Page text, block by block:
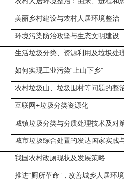
美丽乡村建设与农村人居环境整治
环境污染防治攻坚与生态文明建设
生活垃圾分类、资源利用及垃圾处理设
如何实现工业污染“上山下乡”
农村垃圾山、垃圾围村等问题的整治方
互联网+垃圾分类资源化
城镇垃圾分类与分质处理技术及对策建
城市垃圾综合处置的发达国家实践与杭
我国农村改厕现状及发展策略
推进“厕所革命”，改善城乡人居环境